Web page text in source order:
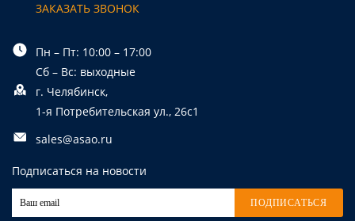
ЗАКАЗАТЬ ЗВОНОК
Пн – Пт: 10:00 – 17:00
Сб – Вс: выходные
г. Челябинск,
1-я Потребительская ул., 26с1
sales@asao.ru
Подписаться на новости
ПОДПИСАТЬСЯ